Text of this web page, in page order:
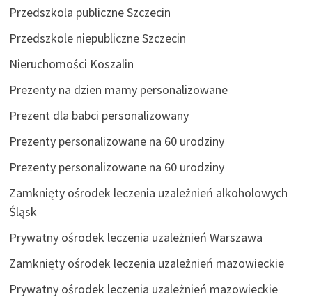
Przedszkola publiczne Szczecin
Przedszkole niepubliczne Szczecin
Nieruchomości Koszalin
Prezenty na dzien mamy personalizowane
Prezent dla babci personalizowany
Prezenty personalizowane na 60 urodziny
Prezenty personalizowane na 60 urodziny
Zamknięty ośrodek leczenia uzależnień alkoholowych
Śląsk
Prywatny ośrodek leczenia uzależnień Warszawa
Zamknięty ośrodek leczenia uzależnień mazowieckie
Prywatny ośrodek leczenia uzależnień mazowieckie